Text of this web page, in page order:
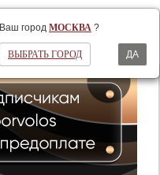
Ваш город МОСКВА ?
ВЫБРАТЬ ГОРОД ДА
Открыть